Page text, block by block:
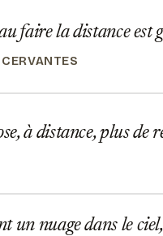
faire la distance est
à distance, plus de
un nuage dans le